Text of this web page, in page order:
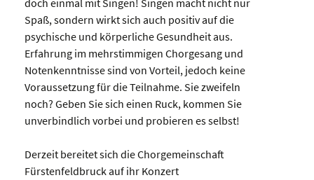
Spaß, sondern wirkt sich auch positiv auf die
psychische und körperliche Gesundheit aus.
Erfahrung im mehrstimmigen Chorgesang und
Notenkenntnisse sind von Vorteil, jedoch keine
Voraussetzung für die Teilnahme. Sie zweifeln
noch? Geben Sie sich einen Ruck, kommen Sie
unverbindlich vorbei und probieren es selbst!
Derzeit bereitet sich die Chorgemeinschaft
Fürstenfeldbruck auf ihr Konzert